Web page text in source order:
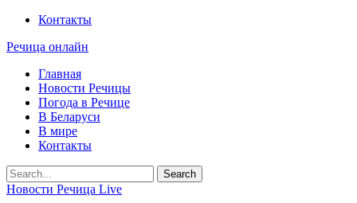
Контакты
Речица онлайн
Главная
Новости Речицы
Погода в Речице
В Беларуси
В мире
Контакты
Новости Речица Live